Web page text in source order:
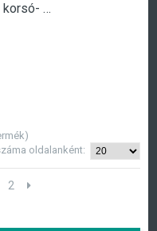
Szublimálható 470 ml-es tejüveg korsó- világoskék átmenetes
oldalanként:
2